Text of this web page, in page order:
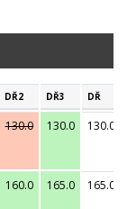
DŘ2 DŘ3 DŘ
130.0 130.0 130.0
160.0 165.0 165.0